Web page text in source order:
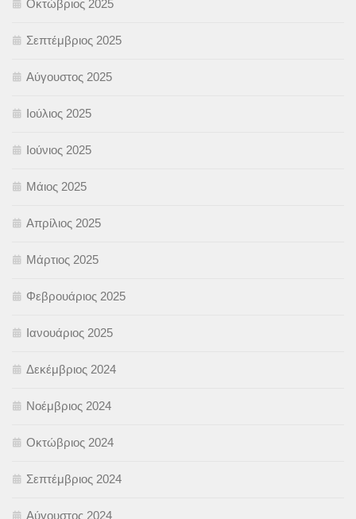
Οκτώβριος 2025
Σεπτέμβριος 2025
Αύγουστος 2025
Ιούλιος 2025
Ιούνιος 2025
Μάιος 2025
Απρίλιος 2025
Μάρτιος 2025
Φεβρουάριος 2025
Ιανουάριος 2025
Δεκέμβριος 2024
Νοέμβριος 2024
Οκτώβριος 2024
Σεπτέμβριος 2024
Αύγουστος 2024